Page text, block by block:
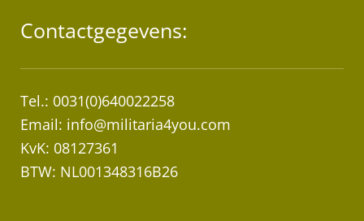
Contactgegevens:
Tel.: 0031(0)640022258
Email: info@militaria4you.com
KvK: 08127361
BTW: NL001348316B26